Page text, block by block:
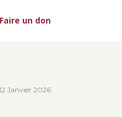
un don
Janvier 2026